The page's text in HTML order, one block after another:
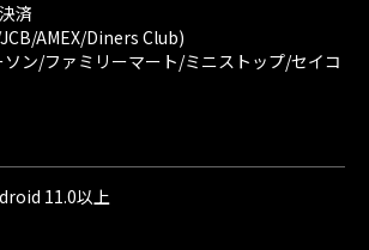
済
AMEX/Diners Club)
ソン/ファミリーマート/ミニストップ/セイコ
11.0以上